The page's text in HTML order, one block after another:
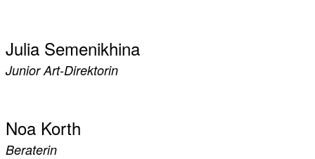
Julia Semenikhina
Junior Art-Direktorin
Noa Korth
Beraterin